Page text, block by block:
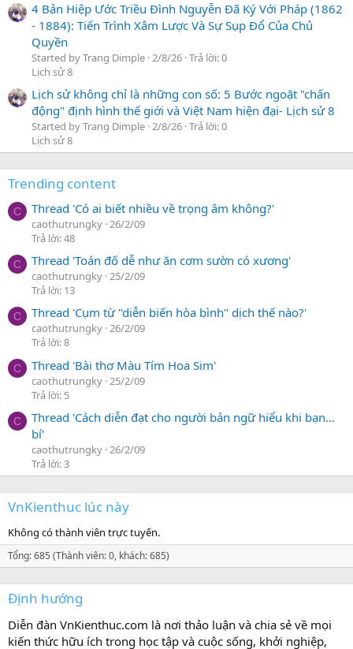
4 Bản Hiệp Ước Triều Đình Nguyễn Đã Ký Với Pháp (1862
- 1884): Tiến Trình Xâm Lược Và Sự Sụp Đổ Của Chủ
Quyền
Started by Trang Dimple 2/8/26 Trả lời: 0
Lịch sử 8
Lịch sử không chỉ là những con số: 5 Bước ngoặt "chấn
động" định hình thế giới và Việt Nam hiện đại- Lịch sử 8
Started by Trang Dimple 2/8/26 Trả lời: 0
Lịch sử 8
Trending content
C Thread 'Có ai biết nhiều về trọng âm không?'
caothutrungky 26/2/09
Trả lời: 48
C Thread 'Toán đố dễ như ăn cơm sườn có xương'
caothutrungky 25/2/09
Trả lời: 13
C Thread 'Cụm từ "diễn biến hòa bình" dịch thế nào?'
caothutrungky 26/2/09
Trả lời: 8
C Thread 'Bài thơ Màu Tím Hoa Sim'
caothutrungky 25/2/09
Trả lời: 5
C
Thread 'Cách diễn đạt cho người bản ngữ hiểu khi bạn…
bí'
caothutrungky 26/2/09
Trả lời: 3
VnKienthuc lúc này
Không có thành viên trực tuyến.
Tổng: 685 (Thành viên: 0, khách: 685)
Định hướng
Diễn đàn VnKienthuc.com là nơi thảo luận và chia sẻ về mọi
kiến thức hữu ích trong học tập và cuộc sống, khởi nghiệp,